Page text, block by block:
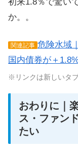
初来1.8％で驚い
か。。
関連記事 危険水域
国内債券が＋
※リンクは新しいタ
おわりに｜
ス・ファン
たい